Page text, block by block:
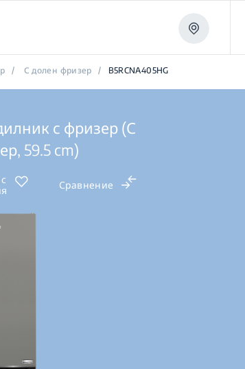
/ С долен фризер / B5RCNA405HG
с фризер (С
59.5 cm)
Сравнение